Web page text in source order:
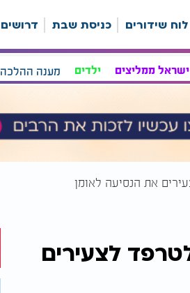
לוח שידורים כניסת שבת דרושים
ישראל ממליצים ילדים מענה ההלכה
את הנסיעה לאומן
לצעירים